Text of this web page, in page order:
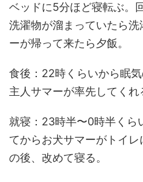
ベッドに5分ほど寝転ぶ。
洗濯物が溜まっていたら
ーが帰って来たら夕飯。
食後：22時くらいから眠
主人サマーが率先してくれ
就寝：23時半〜0時半くら
てからお犬サマーがトイ
の後、改めて寝る。